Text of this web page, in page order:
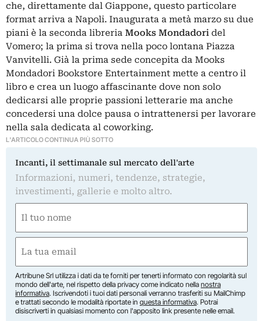
che, direttamente dal Giappone, questo particolare
format arriva a Napoli. Inaugurata a metà marzo su due
piani è la seconda libreria Mooks Mondadori del
Vomero; la prima si trova nella poco lontana Piazza
Vanvitelli. Già la prima sede concepita da Mooks
Mondadori Bookstore Entertainment mette a centro il
libro e crea un luogo affascinante dove non solo
dedicarsi alle proprie passioni letterarie ma anche
concedersi una dolce pausa o intrattenersi per lavorare
nella sala dedicata al coworking.
L'ARTICOLO CONTINUA PIÙ SOTTO
Incanti, il settimanale sul mercato dell'arte
Informazioni, numeri, tendenze, strategie,
investimenti, gallerie e molto altro.
(Obbligatorio)
Nome
(Obbligatorio)
Artribune Srl utilizza i dati da te forniti per tenerti informato con regolarità sul
mondo dell'arte, nel rispetto della privacy come indicato nella nostra
informativa. Iscrivendoti i tuoi dati personali verranno trasferiti su MailChimp
e trattati secondo le modalità riportate in questa informativa. Potrai
disiscriverti in qualsiasi momento con l'apposito link presente nelle email.